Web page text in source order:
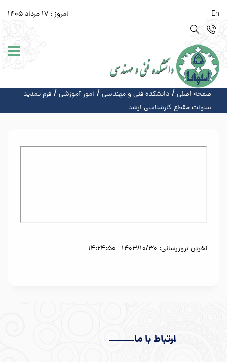
En امروز : 17 مرداد 1405
صفحه اصلی دانشکده فنی و مهندسی امور آموزشی
فرم تمدید
سنوات مقطع کارشناسی ارشد
آخرین بروزرسانی: 1403/10/30 - 14:24:50
ارتباط با ما